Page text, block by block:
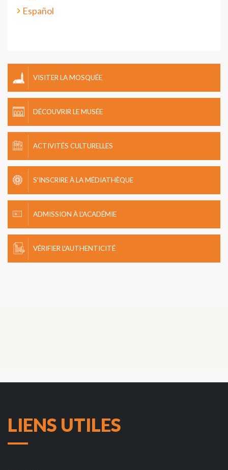
Español
VISITER LA MOSQUÉE
DÉCOUVRIR LE MUSÉE
ACTIVITÉS CULTURELLES
S'INSCRIRE À LA MÉDIATHÈQUE
ADMISSION À L'ACADÉMIE
VÉRIFIER L'AUTHENTICITÉ
LIENS UTILES